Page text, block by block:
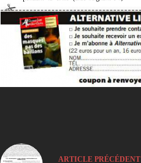
ARTICLE PRÉCÉDENT